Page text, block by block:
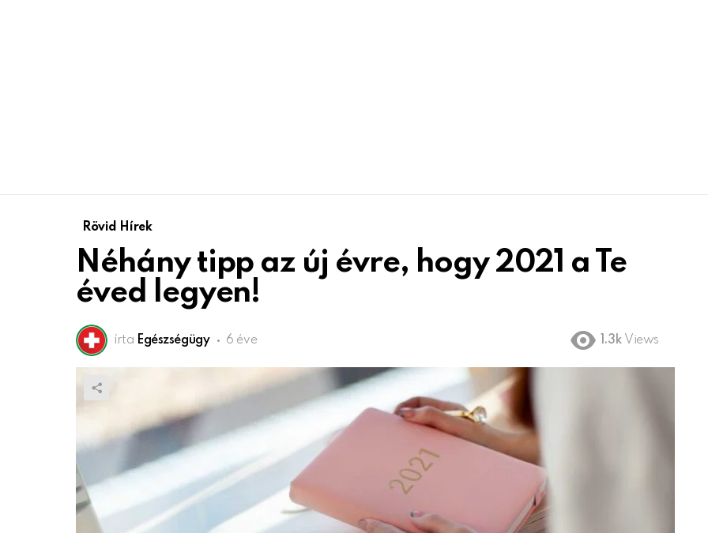
Rövid Hírek
Néhány tipp az új évre, hogy 2021 a Te
éved legyen!
írta Egészségügy 6 éve 1.3k Views